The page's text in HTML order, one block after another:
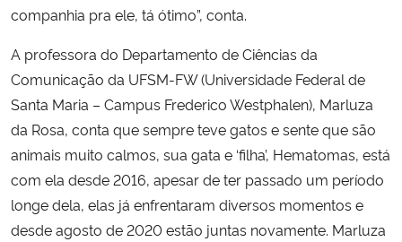
companhia pra ele, tá ótimo”, conta.
A professora do Departamento de Ciências da
Comunicação da UFSM-FW (Universidade Federal de
Santa Maria – Campus Frederico Westphalen), Marluza
da Rosa, conta que sempre teve gatos e sente que são
animais muito calmos, sua gata e ‘filha’, Hematomas, está
com ela desde 2016, apesar de ter passado um período
longe dela, elas já enfrentaram diversos momentos e
desde agosto de 2020 estão juntas novamente. Marluza